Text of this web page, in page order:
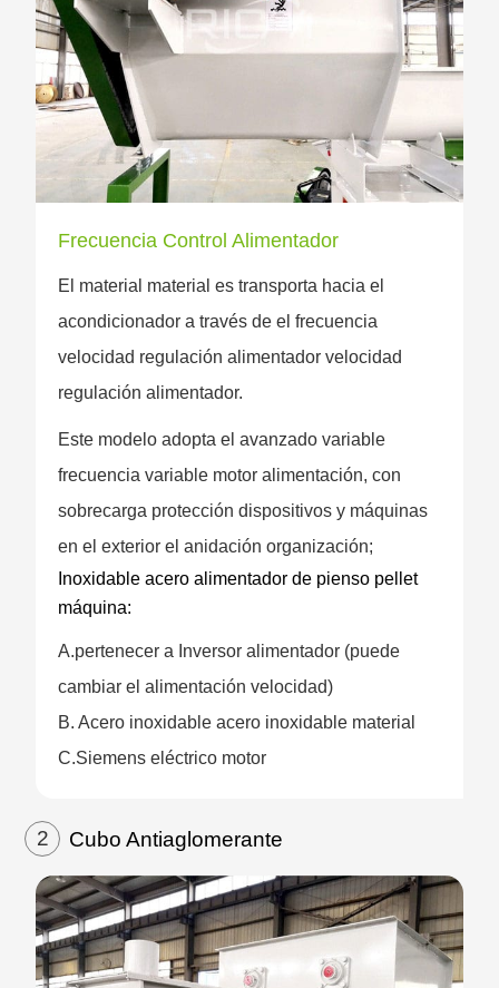
Frecuencia Control Alimentador
El material material es transporta hacia el
acondicionador a través de el frecuencia
velocidad regulación alimentador velocidad
regulación alimentador.
Este modelo adopta el avanzado variable
frecuencia variable motor alimentación, con
sobrecarga protección dispositivos y máquinas
en el exterior el anidación organización;
Inoxidable acero alimentador de pienso pellet
máquina:
A.pertenecer a Inversor alimentador (puede
cambiar el alimentación velocidad)
B. Acero inoxidable acero inoxidable material
C.Siemens eléctrico motor
Cubo Antiaglomerante
2